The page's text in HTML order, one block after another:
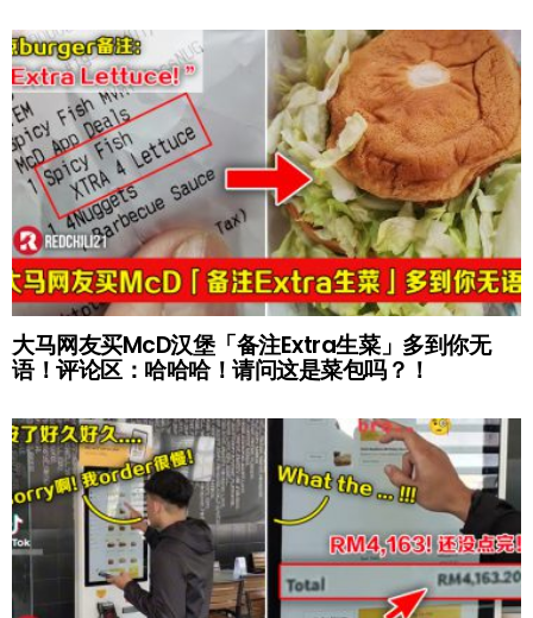
大马网友买McD汉堡「备注Extra生菜」多到你无
语！评论区：哈哈哈！请问这是菜包吗？！